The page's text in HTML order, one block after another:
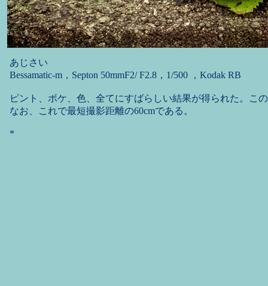
あじさい
Bessamatic-m，Septon 50mmF2/ F2.8，1/500 ，Kodak RB
ピント、ボケ、色、全てにすばらしい結果が得られた。こ
なお、これで最短撮影距離の60cmである。
*